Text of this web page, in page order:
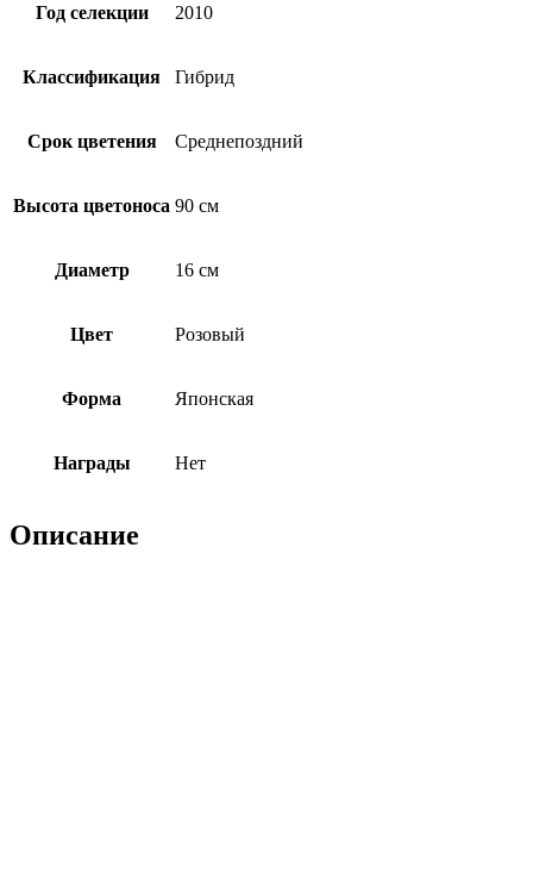
Год селекции 2010
Классификация Гибрид
Срок цветения Среднепоздний
Высота цветоноса 90 см
Диаметр 16 см
Цвет Розовый
Форма Японская
Награды Нет
Описание